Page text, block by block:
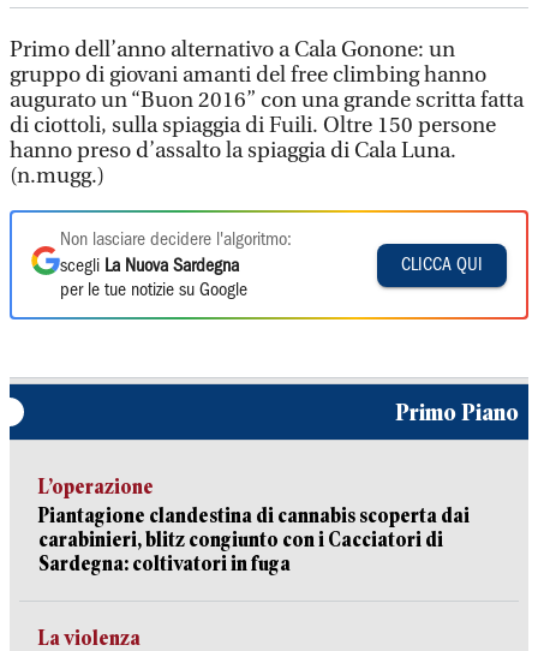
Primo dell’anno alternativo a Cala Gonone: un
gruppo di giovani amanti del free climbing hanno
augurato un “Buon 2016” con una grande scritta fatta
di ciottoli, sulla spiaggia di Fuili. Oltre 150 persone
hanno preso d’assalto la spiaggia di Cala Luna.
(n.mugg.)
Non lasciare decidere l'algoritmo:
scegli La Nuova Sardegna
per le tue notizie su Google
CLICCA QUI
Primo Piano
L’operazione
Piantagione clandestina di cannabis scoperta dai
carabinieri, blitz congiunto con i Cacciatori di
Sardegna: coltivatori in fuga
La violenza